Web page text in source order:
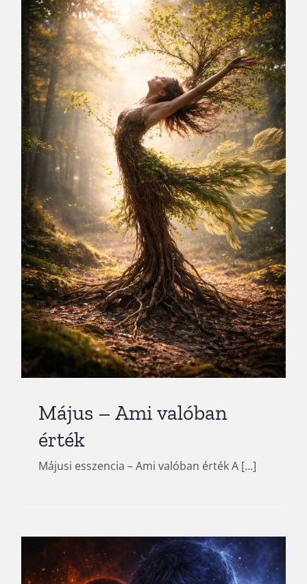
Május – Ami valóban
érték
Májusi esszencia – Ami valóban érték A [...]
Kapcsolatokról – Amikor
elengeded még a
várakozást is